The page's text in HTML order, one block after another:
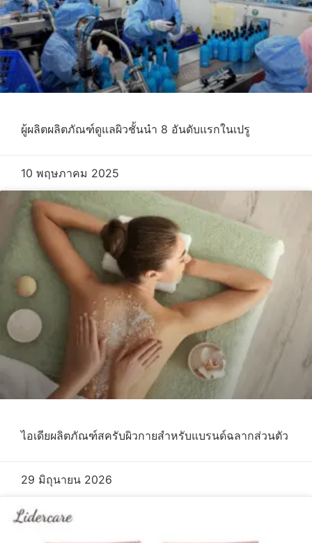
ผู้ผลิตผลิตภัณฑ์ดูแลผิวชั้นนำ 8 อันดับแรกในเปรู
10 พฤษภาคม 2025
ไอเดียผลิตภัณฑ์สครับผิวกายสําหรับแบรนด์ฉลากส่วนตัว
29 มิถุนายน 2026